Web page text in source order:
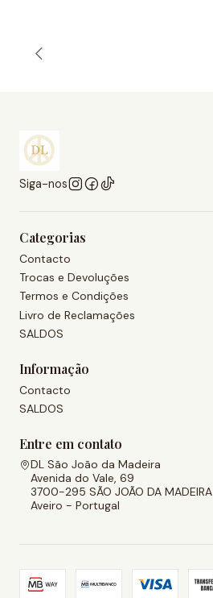
Siga-nos
Categorias
Contacto
Trocas e Devoluções
Termos e Condições
Livro de Reclamações
SALDOS
Informação
Contacto
SALDOS
Entre em contato
DL São João da Madeira
Avenida do Vale, 69
3700-295 SÃO JOÃO DA MADEIRA
Aveiro - Portugal